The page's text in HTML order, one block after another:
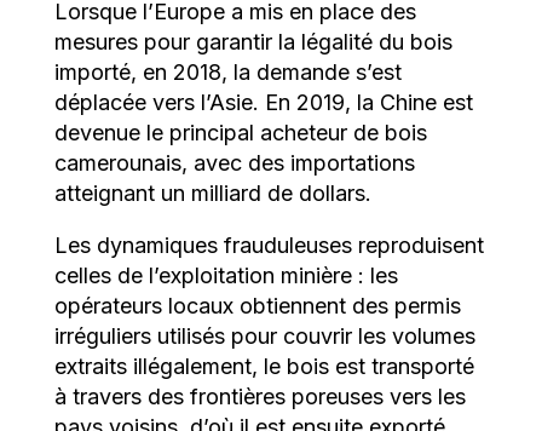
Lorsque l’Europe a mis en place des
mesures pour garantir la légalité du bois
importé, en 2018, la demande s’est
déplacée vers l’Asie. En 2019, la Chine est
devenue le principal acheteur de bois
camerounais, avec des importations
atteignant un milliard de dollars.
Les dynamiques frauduleuses reproduisent
celles de l’exploitation minière : les
opérateurs locaux obtiennent des permis
irréguliers utilisés pour couvrir les volumes
extraits illégalement, le bois est transporté
à travers des frontières poreuses vers les